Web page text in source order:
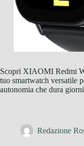
Scopri XIAOMI Redmi
tuo smartwatch versatile
autonomia che dura giorni
Redazione